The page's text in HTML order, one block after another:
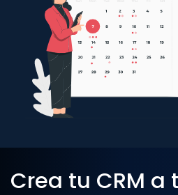
Crea tu CRM a